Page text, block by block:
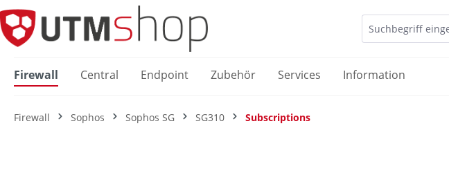
Zur Hauptnavigation springen
Firewall Central Endpoint Zubehör Services Information
Firewall Sophos Sophos SG SG310 Subscriptions